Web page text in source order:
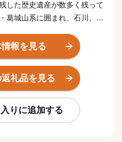
した歴史遺産が数多く残って
葛城山系に囲まれ、石川、飛
遺産「竹内街道」とあわせ
・古市古墳群」が、大阪府内
録されました。
な歴史遺産や自然環境を活か
を活用します。
報を見る
礼品を見る
りに追加する